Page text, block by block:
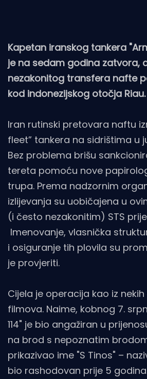
Kapetan iranskog tankera
je na sedam godina zatvora,
nezakonitog transfera nafte
kod indonezijskog otočja Riau.
Iran rutinski pretovara naftu
fleet” tankera na sidrištima u
Bez problema brišu
tereta pomoću nove
trupa. Prema nadzornim
izlijevanja su uobičajena u
(i često nezakonitim) STS
Imenovanje, vlasnička
i osiguranje tih plovila su
je provjeriti.
Cijela je operacija kao iz nekih
filmova. Naime, kobnog 7.
114" je bio angažiran u
na brod s nepoznatim
prikazivao ime "S Tinos" –
bio rashodovan prije 5